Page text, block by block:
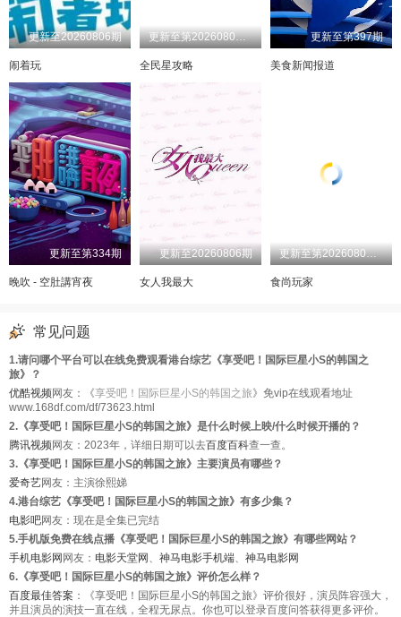
更新至20260806期
闹着玩
更新至第20260805期
全民星攻略
更新至第397期
美食新闻报道
更新至第334期
晚吹 - 空肚講宵夜
更新至20260806期
女人我最大
更新至第20260805期
食尚玩家
常见问题
1.请问哪个平台可以在线免费观看港台综艺《享受吧！国际巨星小S的韩国之
旅》？
优酷视频网友：《享受吧！国际巨星小S的韩国之旅》免vip在线观看地址
www.168df.com/df/73623.html
2.《享受吧！国际巨星小S的韩国之旅》是什么时候上映/什么时候开播的？
腾讯视频网友：2023年，详细日期可以去百度百科查一查。
3.《享受吧！国际巨星小S的韩国之旅》主要演员有哪些？
爱奇艺网友：主演徐熙娣
4.港台综艺《享受吧！国际巨星小S的韩国之旅》有多少集？
电影吧网友：现在是全集已完结
5.手机版免费在线点播《享受吧！国际巨星小S的韩国之旅》有哪些网站？
手机电影网网友： 电影天堂网、 神马电影手机端、 神马电影网
6.《享受吧！国际巨星小S的韩国之旅》评价怎么样？
百度最佳答案 ：《享受吧！国际巨星小S的韩国之旅》评价很好，演员阵容强大，
并且演员的演技一直在线，全程无尿点。你也可以登录百度问答获得更多评价。